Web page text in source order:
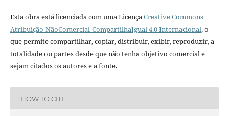
Esta obra está licenciada com uma LicençaCreative Commons
Atribuição-NãoComercial-CompartilhaIgual 4.0 Internacional, o
que permite compartilhar, copiar, distribuir, exibir, reproduzir, a
totalidade ou partes desde que não tenha objetivo comercial e
sejam citados os autores e a fonte.
HOW TO CITE